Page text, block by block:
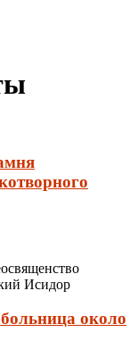
Исидор
около